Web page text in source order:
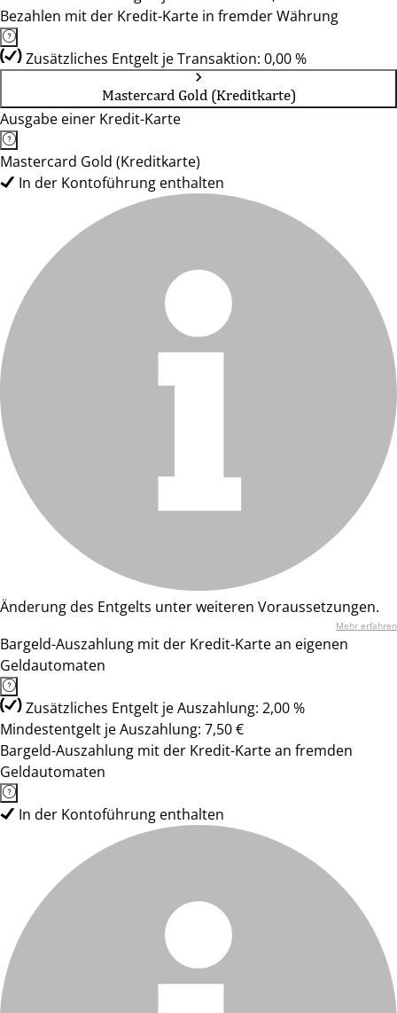
Bezahlen mit der Kredit-Karte in fremder Währung
Zusätzliches Entgelt je Transaktion: 0,00 %
Mastercard Gold (Kreditkarte)
Ausgabe einer Kredit-Karte
Mastercard Gold (Kreditkarte)
In der Kontoführung enthalten
Änderung des Entgelts unter weiteren Voraussetzungen.
Mehr erfahren
Bargeld-Auszahlung mit der Kredit-Karte an eigenen
Geldautomaten
Zusätzliches Entgelt je Auszahlung: 2,00 %
Mindestentgelt je Auszahlung: 7,50 €
Bargeld-Auszahlung mit der Kredit-Karte an fremden
Geldautomaten
In der Kontoführung enthalten